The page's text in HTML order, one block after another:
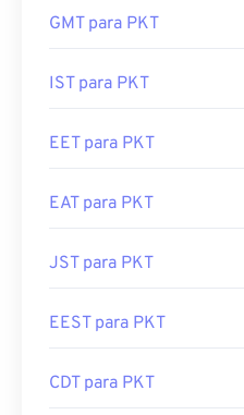
GMT para PKT
IST para PKT
EET para PKT
EAT para PKT
JST para PKT
EEST para PKT
CDT para PKT